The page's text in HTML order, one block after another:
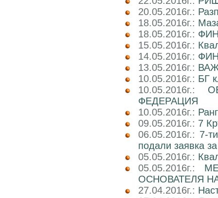
20.05.2016г.:
18.05.2016г.:
18.05.2016г.:
15.05.2016г.:
14.05.2016г.:
13.05.2016г.:
10.05.2016г.: БГ
10.05.2016г.:
ФЕДЕРАЦИЯ
10.05.2016г.:
09.05.2016г.: 7
06.05.2016г.: 7-
подали заявка
05.05.2016г.:
05.05.2016г.:
ОСНОВАТЕЛЯ
27.04.2016г.: